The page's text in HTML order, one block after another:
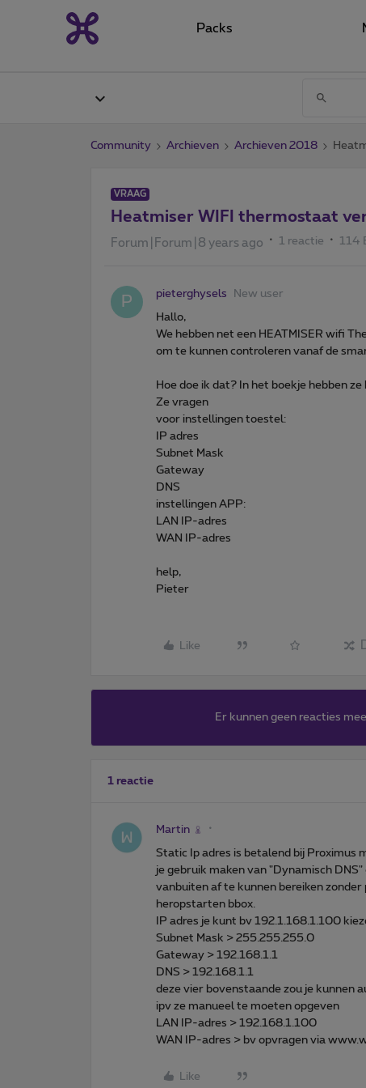
Packs
Community Archieven Archieven 2018
VRAAG
Heatmiser WIFI thermostaat
Forum|Forum|8 years ago 1 reactie 114
P pieterghysels New user
Hallo,
We hebben net een HEATMISER wifi
om te kunnen controleren vanaf de
Hoe doe ik dat? In het boekje hebben
Ze vragen
voor instellingen toestel:
IP adres
Subnet Mask
Gateway
DNS
instellingen APP:
LAN IP-adres
WAN IP-adres
help,
Pieter
Like
Er kunnen geen reacties
1 reactie
Martin
Static Ip adres is betalend bij Proximus
je gebruik maken van "Dynamisch
vanbuiten af te kunnen bereiken
heropstarten bbox.
IP adres je kunt bv 192.1.168.1.100
Subnet Mask > 255.255.255.0
Gateway > 192.168.1.1
DNS > 192.168.1.1
deze vier bovenstaande zou je kunnen
ipv ze manueel te moeten opgeven
LAN IP-adres > 192.168.1.100
WAN IP-adres > bv opvragen via
Like